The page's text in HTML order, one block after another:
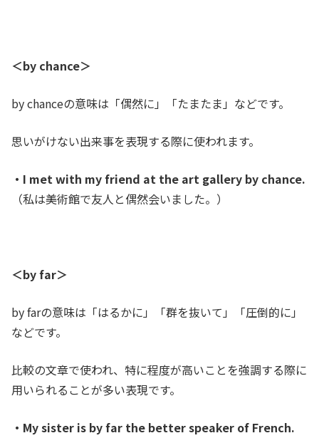
＜by chance＞
by chanceの意味は「偶然に」「たまたま」などです。
思いがけない出来事を表現する際に使われます。
・I met with my friend at the art gallery by chance.
（私は美術館で友人と偶然会いました。）
＜by far＞
by farの意味は「はるかに」「群を抜いて」「圧倒的に」
などです。
比較の文章で使われ、特に程度が高いことを強調する際に
用いられることが多い表現です。
・My sister is by far the better speaker of French.